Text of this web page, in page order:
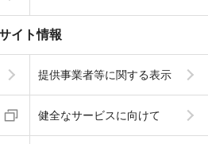
イト情報
提供事業者等に関する表示
健全なサービスに向けて